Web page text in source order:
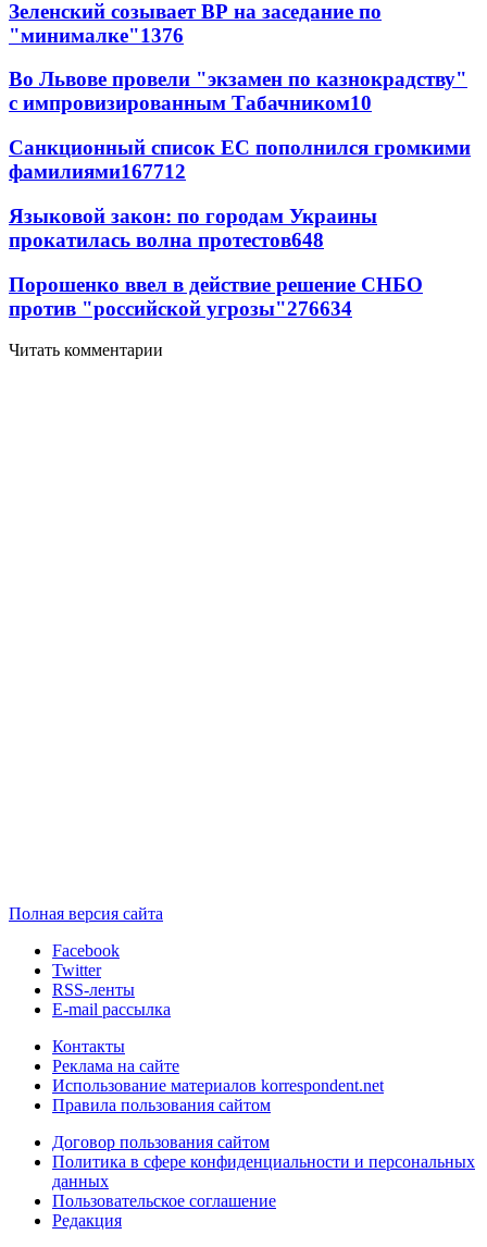
Зеленский созывает ВР на заседание по
"минималке"1376
Во Львове провели "экзамен по казнокрадству"
с импровизированным Табачником10
Санкционный список ЕС пополнился громкими
фамилиями167712
Языковой закон: по городам Украины
прокатилась волна протестов648
Порошенко ввел в действие решение СНБО
против "российской угрозы"276634
Читать комментарии
Полная версия сайта
Facebook
Twitter
RSS-ленты
E-mail рассылка
Контакты
Реклама на сайте
Использование материалов korrespondent.net
Правила пользования сайтом
Договор пользования сайтом
Политика в сфере конфиденциальности и персональных
данных
Пользовательское соглашение
Редакция